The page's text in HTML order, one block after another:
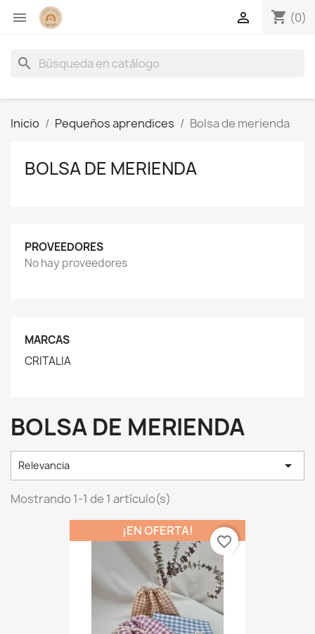
 shopping_cart (0)

search
Inicio Pequeños aprendices Bolsa de merienda
BOLSA DE MERIENDA
PROVEEDORES
No hay proveedores
MARCAS
CRITALIA
BOLSA DE MERIENDA
Relevancia 
Mostrando 1-1 de 1 artículo(s)
¡EN OFERTA!
favorite_border